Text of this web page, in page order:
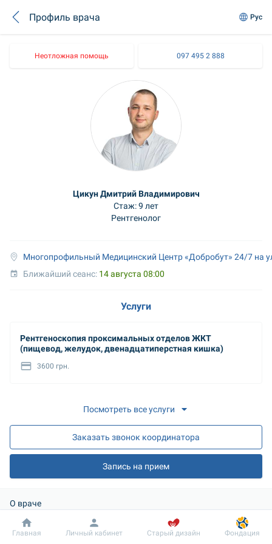
Профиль врача Рус
Неотложная помощь 097 495 2 888
Цикун Дмитрий Владимирович
Стаж: 9 лет
Рентгенолог
Многопрофильный Медицинский Центр «Добробут» 24/7 на
Ближайший сеанс: 14 августа 08:00
Услуги
Рентгеноскопия проксимальных отделов ЖКТ
(пищевод, желудок, двенадцатиперстная кишка)
3600 грн.
Посмотреть все услуги
Заказать звонок координатора
Запись на прием
О враче
Категория: Первая
Добробут Информация Пациенту
Главная Личный кабинет Старый дизайн Фондация